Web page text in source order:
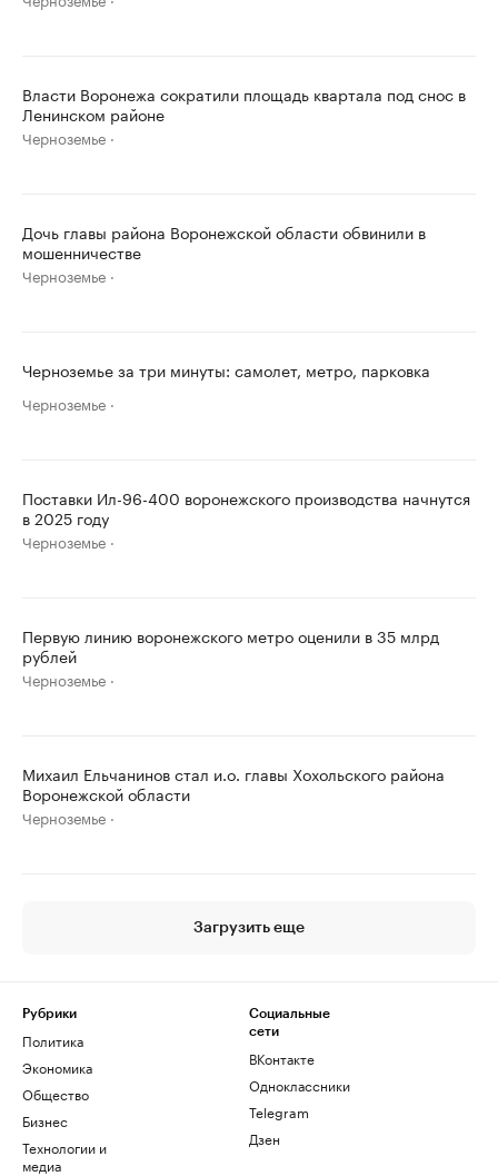
Власти Воронежа сократили площадь квартала под снос в
Ленинском районе
Черноземье
Дочь главы района Воронежской области обвинили в
мошенничестве
Черноземье
Черноземье за три минуты: самолет, метро, парковка
Черноземье
Поставки Ил-96-400 воронежского производства начнутся
в 2025 году
Черноземье
Первую линию воронежского метро оценили в 35 млрд
рублей
Черноземье
Михаил Ельчанинов стал и.о. главы Хохольского района
Воронежской области
Черноземье
Загрузить еще
Рубрики
Политика
Экономика
Общество
Бизнес
Технологии и
медиа
Социальные
сети
ВКонтакте
Одноклассники
Telegram
Дзен